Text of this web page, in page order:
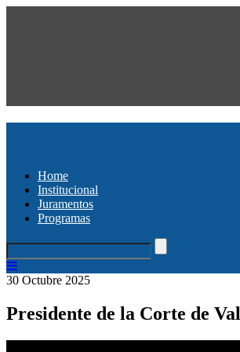
Home
Institucional
Juramentos
Programas
30 Octubre 2025
Presidente de la Corte de